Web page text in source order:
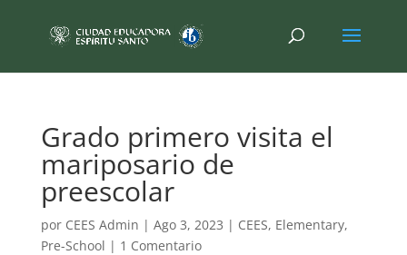
Grado primero visita el
mariposario de
preescolar
por CEES Admin | Ago 3, 2023 | CEES, Elementary,
Pre-School | 1 Comentario